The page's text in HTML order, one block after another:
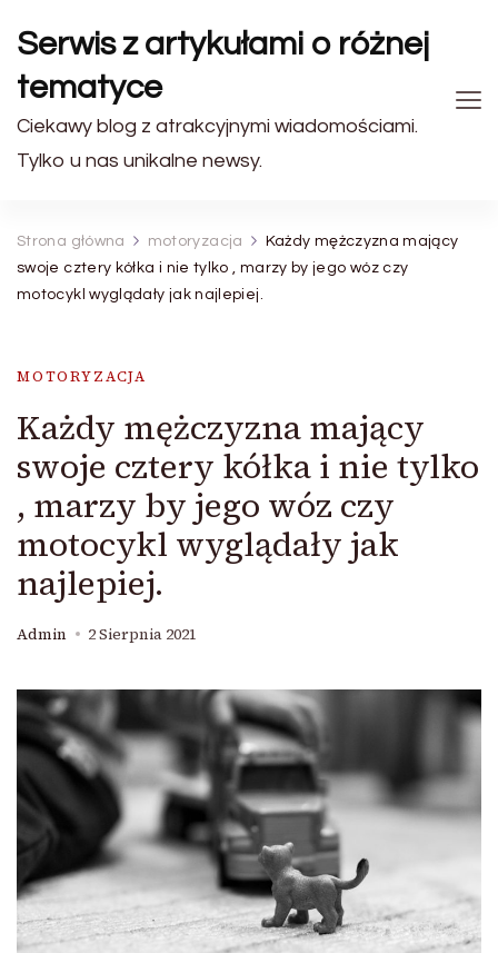
Serwis z artykułami o różnej
tematyce
Ciekawy blog z atrakcyjnymi wiadomościami.
Tylko u nas unikalne newsy.
Strona główna motoryzacja
Każdy mężczyzna mający
swoje cztery kółka i nie tylko , marzy by jego wóz czy
motocykl wyglądały jak najlepiej.
MOTORYZACJA
Każdy mężczyzna mający
swoje cztery kółka i nie tylko
, marzy by jego wóz czy
motocykl wyglądały jak
najlepiej.
Admin 2 Sierpnia 2021